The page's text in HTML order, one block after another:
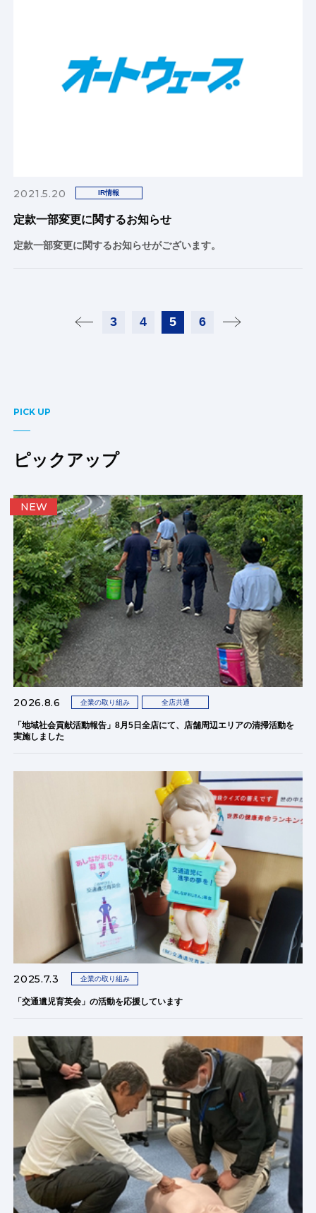
2021.5.20 IR情報
定款一部変更に関するお知らせ
定款一部変更に関するお知らせがございます。
3 4 5 6
PICK UP
ピックアップ
2026.8.6 企業の取り組み 全店共通
「地域社会貢献活動報告」8月5日全店にて、店舗周辺エリアの清掃活動を
実施しました
NEW
2025.7.3 企業の取り組み
「交通遺児育英会」の活動を応援しています